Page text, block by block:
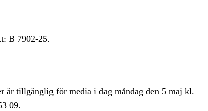
B 7902-25.
är tillgänglig för media i dag måndag den 5 maj kl.
09.